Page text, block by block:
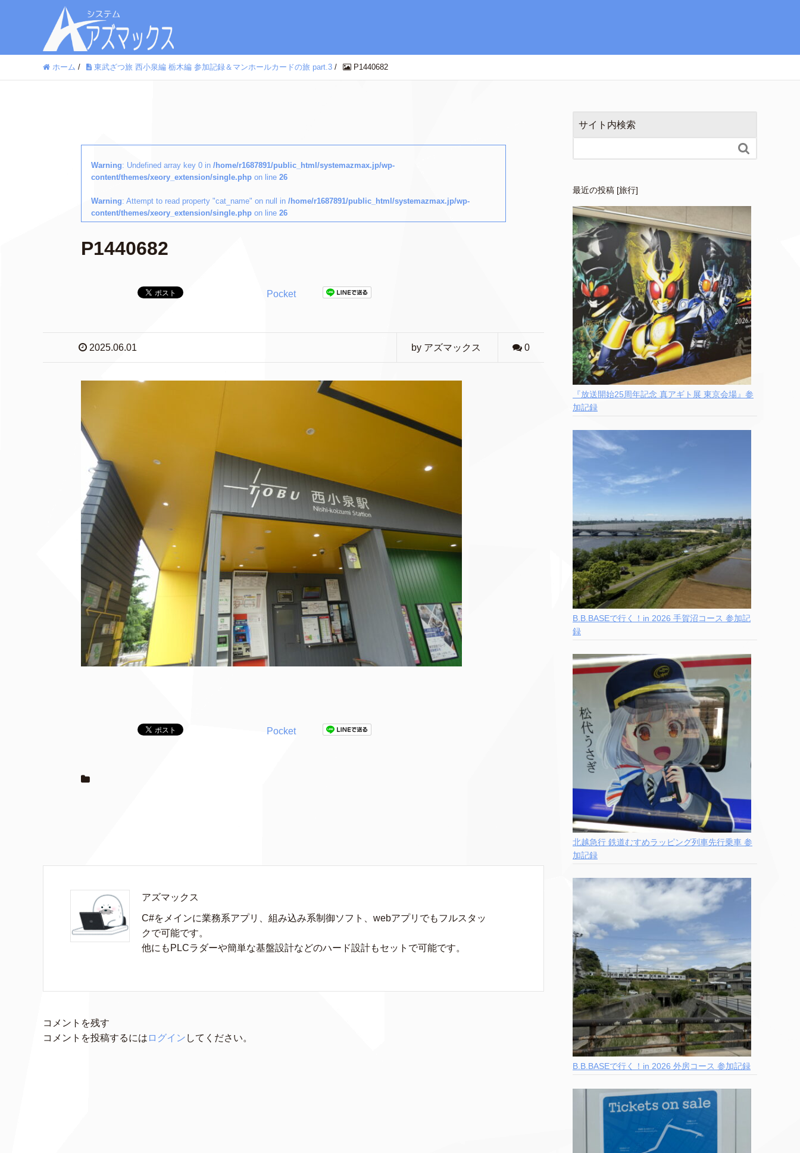
ホーム / 東武ざつ旅 西小泉編 栃木編 参加記録＆マンホールカードの旅 part.3 / P1440682
Warning: Undefined array key 0 in /home/r1687891/public_html/systemazmax.jp/wp-
content/themes/xeory_extension/single.php on line 26
Warning: Attempt to read property "cat_name" on null in /home/r1687891/public_html/systemazmax.jp/wp-
content/themes/xeory_extension/single.php on line 26
P1440682
Pocket
2025.06.01 by アズマックス 0
Pocket
アズマックス
C#をメインに業務系アプリ、組み込み系制御ソフト、webアプリでもフルスタッ
クで可能です。
他にもPLCラダーや簡単な基盤設計などのハード設計もセットで可能です。
コメントを残す
コメントを投稿するには ログイン してください。
サイト内検索

最近の投稿 [旅行]
『放送開始25周年記念 真アギト展 東京会場』参
加記録
B.B.BASEで行く！in 2026 手賀沼コース 参加記
録
北越急行 鉄道むすめラッピング列車先行乗車 参
加記録
B.B.BASEで行く！in 2026 外房コース 参加記録